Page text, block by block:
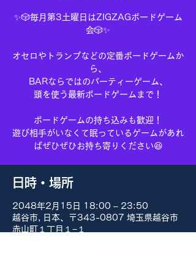
✨🎲毎月第3土曜日はZIGZAGボードゲーム
会🎲✨
オセロやトランプなどの定番ボードゲームか
ら、
BARならではのパーティーゲーム、
頭を使う最新ボードゲームまで！
ボードゲームの持ち込みも歓迎！
遊び相手がいなくて眠っているゲームがあれ
ばぜひぜひお持ち寄りください😆
日時・場所
2048年2月15日 18:00 – 23:50
越谷市, 日本、〒343-0807 埼玉県越谷市
赤山町１丁目１−１